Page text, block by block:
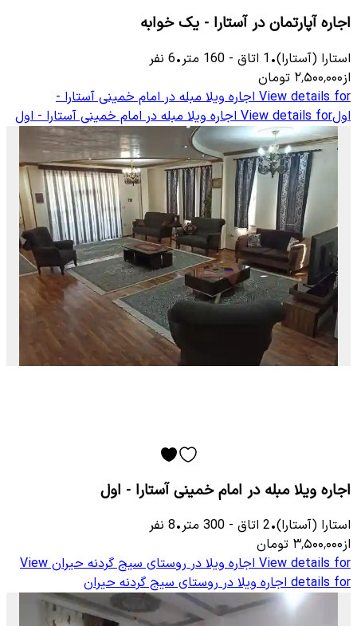
اجاره آپارتمان در آستارا - یک خوابه
استارا (آستارا)•
1 اتاق -
160 متر•
6 نفر
از۲٬۵۰۰٬۰۰۰ تومان
View details for اجاره ویلا مبله در امام خمینی آستارا -
اولView details for اجاره ویلا مبله در امام خمینی آستارا - اول
اجاره ویلا مبله در امام خمینی آستارا - اول
استارا (آستارا)•
2 اتاق -
300 متر•
8 نفر
از۳٬۵۰۰٬۰۰۰ تومان
View details for اجاره ویلا در روستای سیج گردنه حیرانView
details for اجاره ویلا در روستای سیج گردنه حیران